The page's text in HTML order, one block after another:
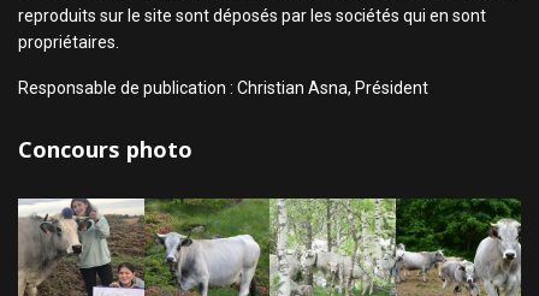
reproduits sur le site sont déposés par les sociétés qui en sont
propriétaires.
Responsable de publication : Christian Asna, Président
Concours photo